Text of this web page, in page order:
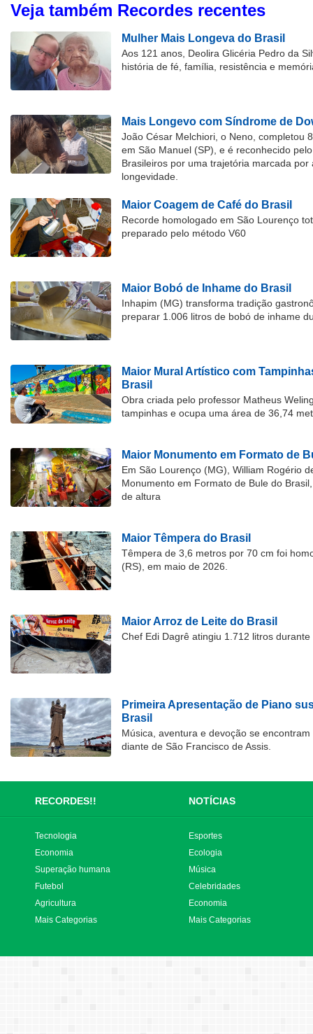
Veja também Recordes recentes
Mulher Mais Longeva do Brasil
Aos 121 anos, Deolira Glicéria Pedro da
história de fé, família, resistência e
Mais Longevo com Síndrome de
João César Melchiori, o Neno, completou
em São Manuel (SP), e é reconhecido
Brasileiros por uma trajetória marcada por
longevidade.
Maior Coagem de Café do Brasil
Recorde homologado em São Lourenço
preparado pelo método V60
Maior Bobó de Inhame do Brasil
Inhapim (MG) transforma tradição
preparar 1.006 litros de bobó de inhame
Maior Mural Artístico com
Brasil
Obra criada pelo professor Matheus
tampinhas e ocupa uma área de 36,74
Maior Monumento em Formato de
Em São Lourenço (MG), William Rogério
Monumento em Formato de Bule do
de altura
Maior Têmpera do Brasil
Têmpera de 3,6 metros por 70 cm foi
(RS), em maio de 2026.
Maior Arroz de Leite do Brasil
Chef Edi Dagrê atingiu 1.712 litros
Primeira Apresentação de Piano
Brasil
Música, aventura e devoção se
diante de São Francisco de Assis.
RECORDES!! NOTÍCIAS
Tecnologia
Economia
Superação humana
Futebol
Agricultura
Mais Categorias
Esportes
Ecologia
Música
Celebridades
Economia
Mais Categorias